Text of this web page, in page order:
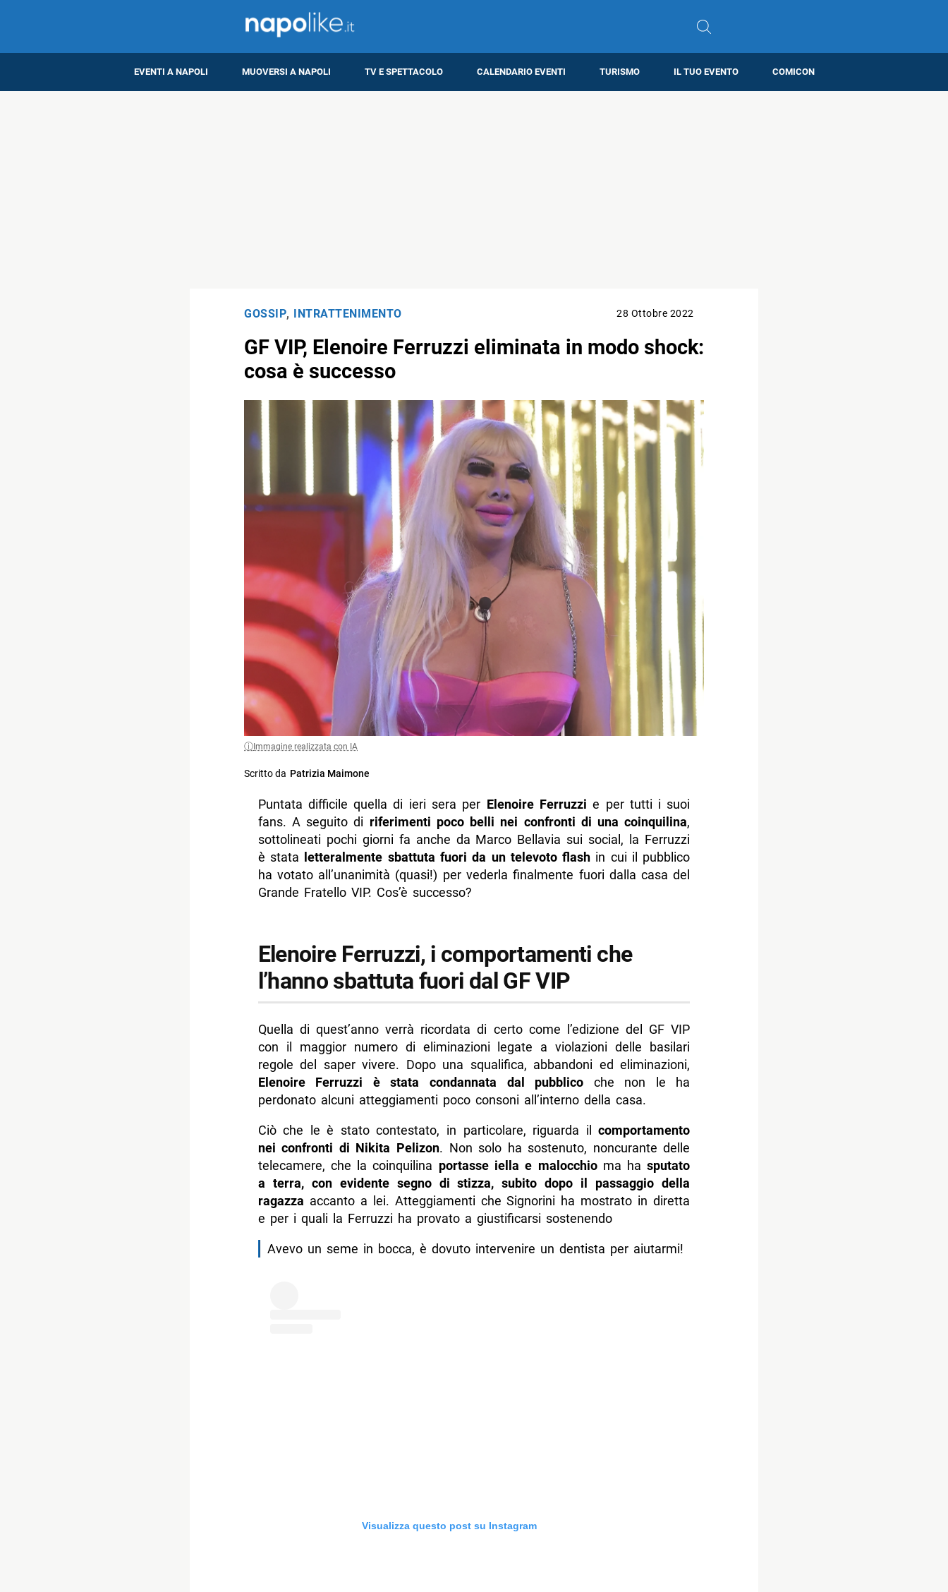
EVENTI A NAPOLI MUOVERSI A NAPOLI TV E SPETTACOLO CALENDARIO EVENTI TURISMO IL TUO EVENTO COMICON
GOSSIP, INTRATTENIMENTO 28 Ottobre 2022
GF VIP, Elenoire Ferruzzi eliminata in modo shock:
cosa è successo
Immagine realizzata con IA
Scritto da Patrizia Maimone
Puntata difficile quella di ieri sera per Elenoire Ferruzzie per tutti i suoi
fans. A seguito di riferimenti poco belli nei confronti di una coinquilina,
sottolineati pochi giorni fa anche da Marco Bellavia sui social, la Ferruzzi
è stata
letteralmente sbattuta fuori da un televoto flash in cui il pubblico
ha votato all’unanimità (quasi!) per vederla finalmente fuori dalla casa del
Grande Fratello VIP. Cos’è successo?
Elenoire Ferruzzi, i comportamenti che
l’hanno sbattuta fuori dal GF VIP
Quella di quest’anno verrà ricordata di certo come l’edizione del GF VIP
con il maggior numero di eliminazioni legate a violazioni delle basilari
regole del saper vivere. Dopo una squalifica, abbandoni ed eliminazioni,
Elenoire Ferruzzi è stata condannata dal pubblico che non le ha
perdonato alcuni atteggiamenti poco consoni all’interno della casa.
Ciò che le è stato contestato, in particolare, riguarda ilcomportamento
nei confronti di Nikita Pelizon. Non solo ha sostenuto, noncurante delle
telecamere, che la coinquilina portasse iella e malocchioma hasputato
a terra, con evidente segno di stizza, subito dopo il passaggio della
ragazza accanto a lei. Atteggiamenti che Signorini ha mostrato in diretta
e per i quali la Ferruzzi ha provato a giustificarsi sostenendo
Avevo un seme in bocca, è dovuto intervenire un dentista per aiutarmi!
Visualizza questo post su Instagram